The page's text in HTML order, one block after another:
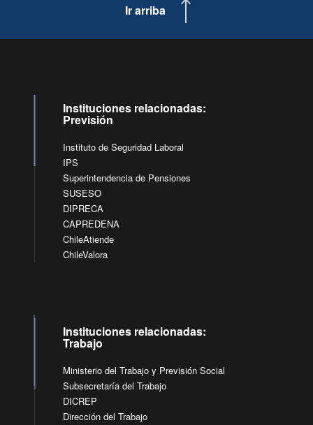
Ir arriba
Instituciones relacionadas:
Previsión
Instituto de Seguridad Laboral
IPS
Superintendencia de Pensiones
SUSESO
DIPRECA
CAPREDENA
ChileAtiende
ChileValora
Instituciones relacionadas:
Trabajo
Ministerio del Trabajo y Previsión Social
Subsecretaría del Trabajo
DICREP
Dirección del Trabajo